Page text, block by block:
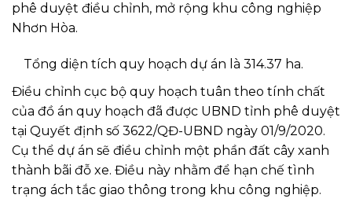
phê duyệt điều chỉnh, mở rộng khu công nghiệp
Nhơn Hòa.
Tổng diện tích quy hoạch dự án là 314.37 ha.
Điều chỉnh cục bộ quy hoạch tuân theo tính chất
của đồ án quy hoạch đã được UBND tỉnh phê duyệt
tại Quyết định số 3622/QĐ-UBND ngày 01/9/2020.
Cụ thể dự án sẽ điều chỉnh một phần đất cây xanh
thành bãi đỗ xe. Điều này nhằm để hạn chế tình
trạng ách tắc giao thông trong khu công nghiệp.